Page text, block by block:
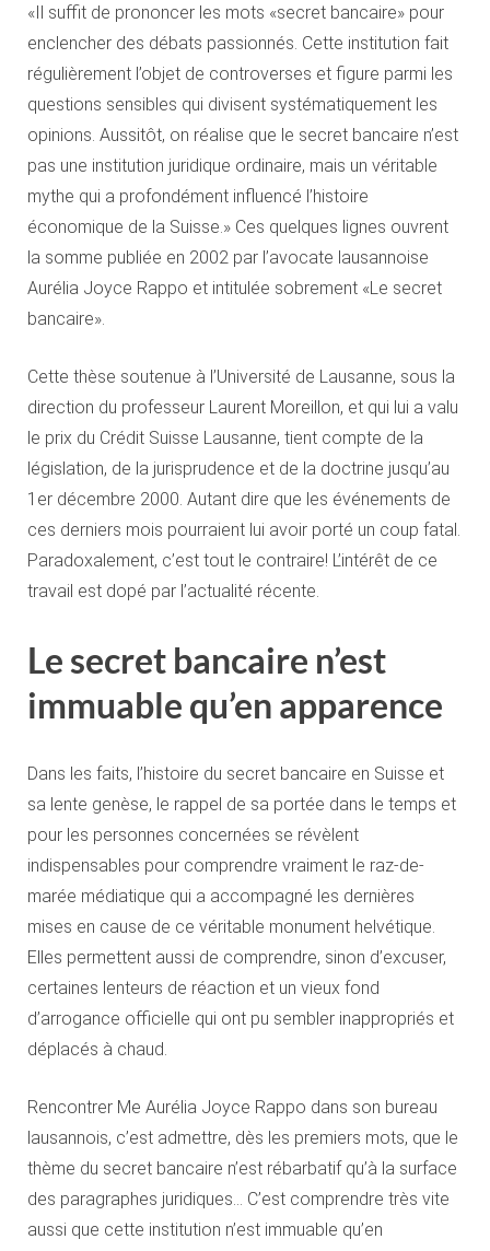
«Il suffit de prononcer les mots «secret bancaire» pour
enclencher des débats passionnés. Cette institution fait
régulièrement l’objet de controverses et figure parmi les
questions sensibles qui divisent systématiquement les
opinions. Aussitôt, on réalise que le secret bancaire n’est
pas une institution juridique ordinaire, mais un véritable
mythe qui a profondément influencé l’histoire
économique de la Suisse.» Ces quelques lignes ouvrent
la somme publiée en 2002 par l’avocate lausannoise
Aurélia Joyce Rappo et intitulée sobrement «Le secret
bancaire».
Cette thèse soutenue à l’Université de Lausanne, sous la
direction du professeur Laurent Moreillon, et qui lui a valu
le prix du Crédit Suisse Lausanne, tient compte de la
législation, de la jurisprudence et de la doctrine jusqu’au
1er décembre 2000. Autant dire que les événements de
ces derniers mois pourraient lui avoir porté un coup fatal.
Paradoxalement, c’est tout le contraire! L’intérêt de ce
travail est dopé par l’actualité récente.
Le secret bancaire n’est
immuable qu’en apparence
Dans les faits, l’histoire du secret bancaire en Suisse et
sa lente genèse, le rappel de sa portée dans le temps et
pour les personnes concernées se révèlent
indispensables pour comprendre vraiment le raz-de-
marée médiatique qui a accompagné les dernières
mises en cause de ce véritable monument helvétique.
Elles permettent aussi de comprendre, sinon d’excuser,
certaines lenteurs de réaction et un vieux fond
d’arrogance officielle qui ont pu sembler inappropriés et
déplacés à chaud.
Rencontrer Me Aurélia Joyce Rappo dans son bureau
lausannois, c’est admettre, dès les premiers mots, que le
thème du secret bancaire n’est rébarbatif qu’à la surface
des paragraphes juridiques… C’est comprendre très vite
aussi que cette institution n’est immuable qu’en